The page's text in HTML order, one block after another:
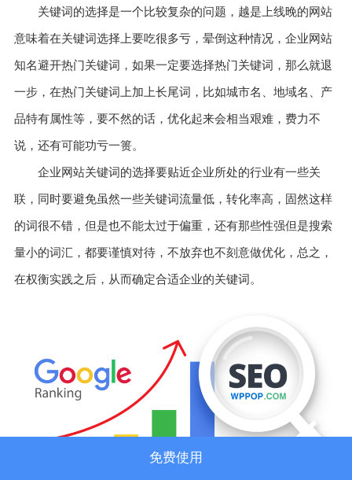
关键词的选择是一个比较复杂的问题，越是上线晚的网站
意味着在关键词选择上要吃很多亏，晕倒这种情况，企业网站
知名避开热门关键词，如果一定要选择热门关键词，那么就退
一步，在热门关键词上加上长尾词，比如城市名、地域名、产
品特有属性等，要不然的话，优化起来会相当艰难，费力不
说，还有可能功亏一篑。
企业网站关键词的选择要贴近企业所处的行业有一些关
联，同时要避免虽然一些关键词流量低，转化率高，固然这样
的词很不错，但是也不能太过于偏重，还有那些性强但是搜索
量小的词汇，都要谨慎对待，不放弃也不刻意做优化，总之，
在权衡实践之后，从而确定合适企业的关键词。
免费使用